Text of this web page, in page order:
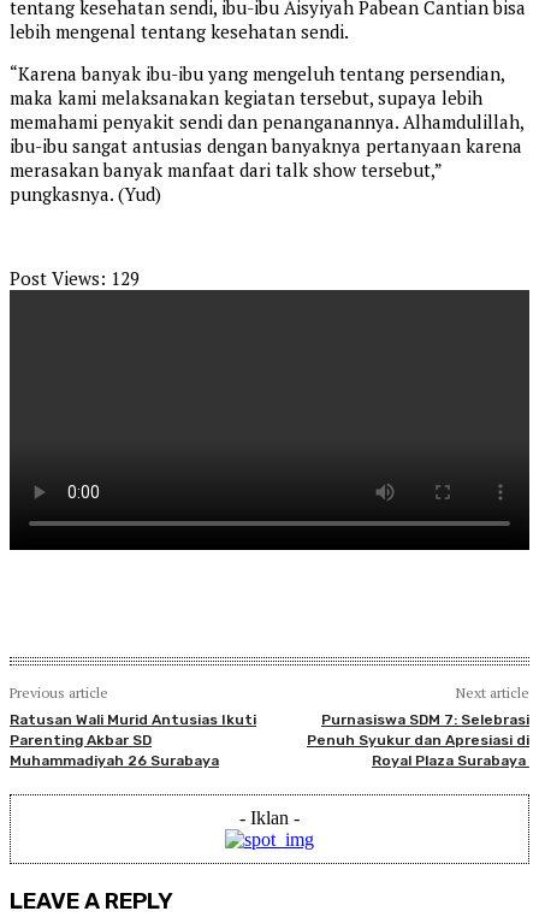
tentang kesehatan sendi, ibu-ibu Aisyiyah Pabean Cantian bisa
lebih mengenal tentang kesehatan sendi.
“Karena banyak ibu-ibu yang mengeluh tentang persendian,
maka kami melaksanakan kegiatan tersebut, supaya lebih
memahami penyakit sendi dan penanganannya. Alhamdulillah,
ibu-ibu sangat antusias dengan banyaknya pertanyaan karena
merasakan banyak manfaat dari talk show tersebut,”
pungkasnya. (Yud)
Post Views: 129
Previous article
Ratusan Wali Murid Antusias Ikuti
Parenting Akbar SD
Muhammadiyah 26 Surabaya
Next article
Purnasiswa SDM 7: Selebrasi
Penuh Syukur dan Apresiasi di
Royal Plaza Surabaya
- Iklan -
LEAVE A REPLY